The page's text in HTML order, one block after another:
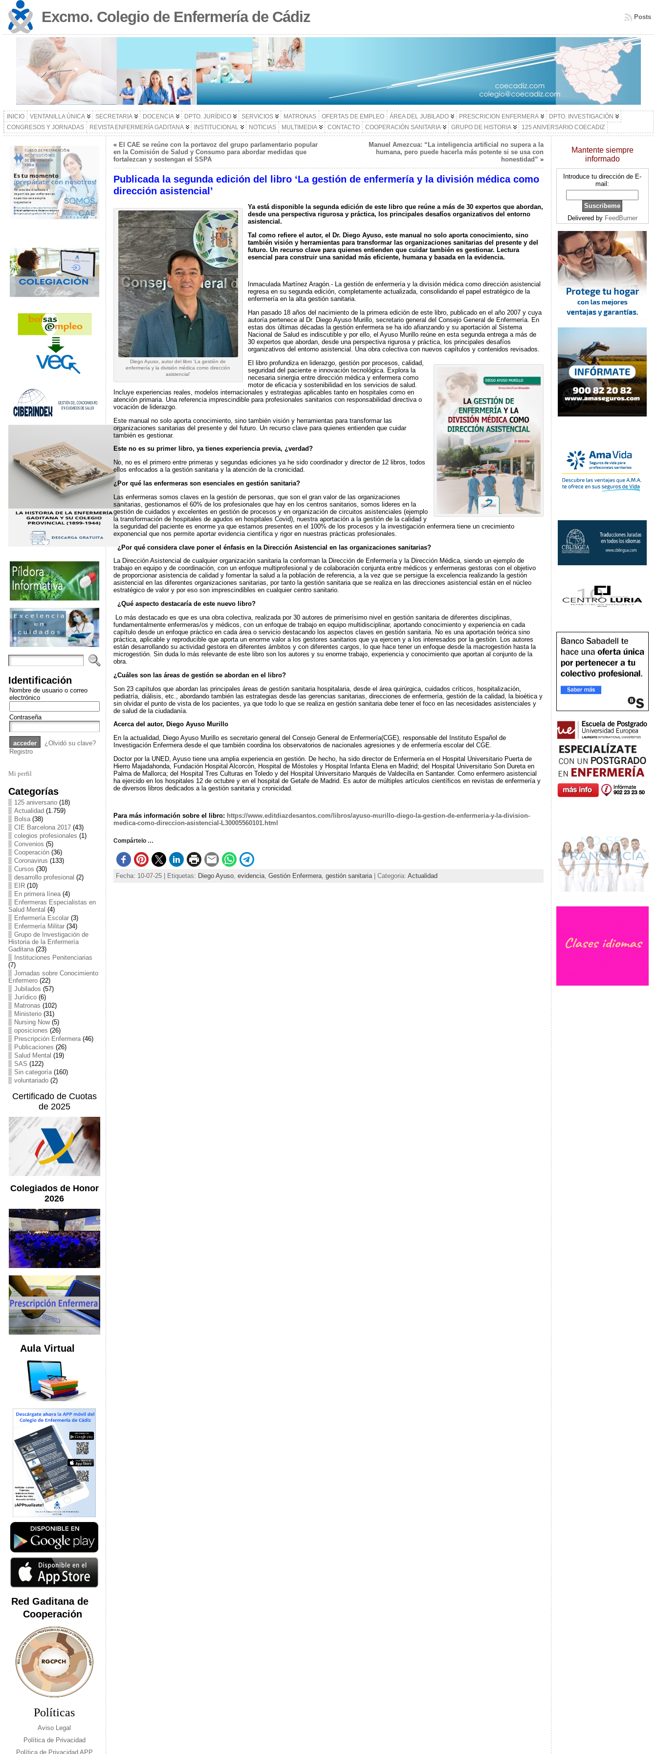
Excmo. Colegio de Enfermería de Cádiz Posts
INICIO VENTANILLA ÚNICA SECRETARIA DOCENCIA DPTO. JURÍDICO SERVICIOS MATRONAS OFERTAS DE EMPLEO ÁREA DEL JUBILADO PRESCRICION ENFERMERA
DPTO. INVESTIGACIÓN
CONGRESOS Y JORNADAS
REVISTA ENFERMERÍA GADITANA INSTITUCIONAL NOTICIAS MULTIMEDIA CONTACTO COOPERACIÓN SANITARIA GRUPO DE HISTORIA 125 ANIVERSARIO COECADIZ
Identificación
Nombre de usuario o correo
electrónico
Contraseña
¿Olvidó su clave?
Registro
Mi perfil
Categorías
125 aniversario(18)
Actualidad (1.759)
Bolsa(38)
CIE Barcelona 2017(43)
colegios profesionales (1)
Convenios (5)
Cooperación(36)
Coronavirus (133)
Cursos (30)
desarrollo profesional (2)
EIR(10)
En primera línea(4)
Enfermeras Especialistas en
Salud Mental (4)
Enfermería Escolar(3)
Enfermería Militar(34)
Grupo de Investigación de
Historia de la Enfermería
Gaditana(23)
Instituciones Penitenciarias
(7)
Jornadas sobre Conocimiento
Enfermero(22)
Jubilados (57)
Jurídico(6)
Matronas (102)
Ministerio(31)
Nursing Now(5)
oposiciones (26)
Prescripción Enfermera(46)
Publicaciones (26)
Salud Mental (19)
SAS (122)
Sin categoría(160)
voluntariado(2)
Certificado de Cuotas
de 2025
Colegiados de Honor
2026
Aula Virtual
Red Gaditana de
Cooperación
Políticas
Aviso Legal
Política de Privacidad
Política de Privacidad APP
« El CAE se reúne con la portavoz del grupo parlamentario popular
en la Comisión de Salud y Consumo para abordar medidas que
fortalezcan y sostengan el SSPA
Manuel Amezcua: “La inteligencia artificial no supera a la
humana, pero puede hacerla más potente si se usa con
honestidad” »
Publicada la segunda edición del libro ‘La gestión de enfermería y la división médica como
dirección asistencial’
Diego Ayuso, autor del libro ‘La gestión de
enfermería y la división médica como dirección
asistencial’
Ya está disponible la segunda edición de este libro que reúne a más de 30 expertos que abordan,
desde una perspectiva rigurosa y práctica, los principales desafíos organizativos del entorno
asistencial.
Tal como refiere el autor, el Dr. Diego Ayuso, este manual no solo aporta conocimiento, sino
también visión y herramientas para transformar las organizaciones sanitarias del presente y del
futuro. Un recurso clave para quienes entienden que cuidar también es gestionar. Lectura
esencial para construir una sanidad más eficiente, humana y basada en la evidencia.
Inmaculada Martínez Aragón.- La gestión de enfermería y la división médica como dirección asistencial
regresa en su segunda edición, completamente actualizada, consolidando el papel estratégico de la
enfermería en la alta gestión sanitaria.
Han pasado 18 años del nacimiento de la primera edición de este libro, publicado en el año 2007 y cuya
autoría pertenece al Dr. Diego Ayuso Murillo, secretario general del Consejo General de Enfermería. En
estas dos últimas décadas la gestión enfermera se ha ido afianzando y su aportación al Sistema
Nacional de Salud es indiscutible y por ello, el Ayuso Murillo reúne en esta segunda entrega a más de
30 expertos que abordan, desde una perspectiva rigurosa y práctica, los principales desafíos
organizativos del entorno asistencial. Una obra colectiva con nuevos capítulos y contenidos revisados.
El libro profundiza en liderazgo, gestión por procesos, calidad,
seguridad del paciente e innovación tecnológica. Explora la
necesaria sinergia entre dirección médica y enfermera como
motor de eficacia y sostenibilidad en los servicios de salud.
Incluye experiencias reales, modelos internacionales y estrategias aplicables tanto en hospitales como en
atención primaria. Una referencia imprescindible para profesionales sanitarios con responsabilidad directiva o
vocación de liderazgo.
Este manual no solo aporta conocimiento, sino también visión y herramientas para transformar las
organizaciones sanitarias del presente y del futuro. Un recurso clave para quienes entienden que cuidar
también es gestionar.
Este no es su primer libro, ya tienes experiencia previa, ¿verdad?
No, no es el primero entre primeras y segundas ediciones ya he sido coordinador y director de 12 libros, todos
ellos enfocados a la gestión sanitaria y la atención de la cronicidad.
¿Por qué las enfermeras son esenciales en gestión sanitaria?
Las enfermeras somos claves en la gestión de personas, que son el gran valor de las organizaciones
sanitarias, gestionamos el 60% de los profesionales que hay en los centros sanitarios, somos lideres en la
gestión de cuidados y excelentes en gestión de procesos y en organización de circuitos asistenciales (ejemplo
la transformación de hospitales de agudos en hospitales Covid), nuestra aportación a la gestión de la calidad y
la seguridad del paciente es enorme ya que estamos presentes en el 100% de los procesos y la investigación enfermera tiene un crecimiento
exponencial que nos permite aportar evidencia científica y rigor en nuestras prácticas profesionales.
¿Por qué considera clave poner el énfasis en la Dirección Asistencial en las organizaciones sanitarias?
La Dirección Asistencial de cualquier organización sanitaria la conforman la Dirección de Enfermería y la Dirección Médica, siendo un ejemplo de
trabajo en equipo y de coordinación, con un enfoque multiprofesional y de colaboración conjunta entre médicos y enfermeras gestoras con el objetivo
de proporcionar asistencia de calidad y fomentar la salud a la población de referencia, a la vez que se persigue la excelencia realizando la gestión
asistencial en las diferentes organizaciones sanitarias, por tanto la gestión sanitaria que se realiza en las direcciones asistencial están en el núcleo
estratégico de valor y por eso son imprescindibles en cualquier centro sanitario.
¿Qué aspecto destacaría de este nuevo libro?
Lo más destacado es que es una obra colectiva, realizada por 30 autores de primerísimo nivel en gestión sanitaria de diferentes disciplinas,
fundamentalmente enfermeras/os y médicos, con un enfoque de trabajo en equipo multidisciplinar, aportando conocimiento y experiencia en cada
capítulo desde un enfoque práctico en cada área o servicio destacando los aspectos claves en gestión sanitaria. No es una aportación teórica sino
práctica, aplicable y reproducible que aporta un enorme valor a los gestores sanitarios que ya ejercen y a los interesados por la gestión. Los autores
están desarrollando su actividad gestora en diferentes ámbitos y con diferentes cargos, lo que hace tener un enfoque desde la macrogestión hasta la
microgestión. Sin duda lo más relevante de este libro son los autores y su enorme trabajo, experiencia y conocimiento que aportan al conjunto de la
obra.
¿Cuáles son las áreas de gestión se abordan en el libro?
Son 23 capítulos que abordan las principales áreas de gestión sanitaria hospitalaria, desde el área quirúrgica, cuidados críticos, hospitalización,
pediatría, diálisis, etc., abordando también las estrategias desde las gerencias sanitarias, direcciones de enfermería, gestión de la calidad, la bioética y
sin olvidar el punto de vista de los pacientes, ya que todo lo que se realiza en gestión sanitaria debe tener el foco en las necesidades asistenciales y
de salud de la ciudadanía.
Acerca del autor, Diego Ayuso Murillo
En la actualidad, Diego Ayuso Murillo es secretario general del Consejo General de Enfermería(CGE), responsable del Instituto Español de
Investigación Enfermera desde el que también coordina los observatorios de nacionales agresiones y de enfermería escolar del CGE.
Doctor por la UNED, Ayuso tiene una amplia experiencia en gestión. De hecho, ha sido director de Enfermería en el Hospital Universitario Puerta de
Hierro Majadahonda, Fundación Hospital Alcorcón, Hospital de Móstoles y Hospital Infanta Elena en Madrid; del Hospital Universitario Son Dureta en
Palma de Mallorca; del Hospital Tres Culturas en Toledo y del Hospital Universitario Marqués de Valdecilla en Santander. Como enfermero asistencial
ha ejercido en los hospitales 12 de octubre y en el hospital de Getafe de Madrid. Es autor de múltiples artículos científicos en revistas de enfermería y
de diversos libros dedicados a la gestión sanitaria y cronicidad.
Para más información sobre el libro: https://www.editdiazdesantos.com/libros/ayuso-murillo-diego-la-gestion-de-enfermeria-y-la-division-
medica-como-direccion-asistencial-L30005560101.html
Compártelo …
Fecha: 10-07-25 | Etiquetas: Diego Ayuso, evidencia, Gestión Enfermera, gestión sanitaria| Categoria: Actualidad
Mantente siempre
informado
Introduce tu dirección de E-
mail:
Delivered by FeedBurner